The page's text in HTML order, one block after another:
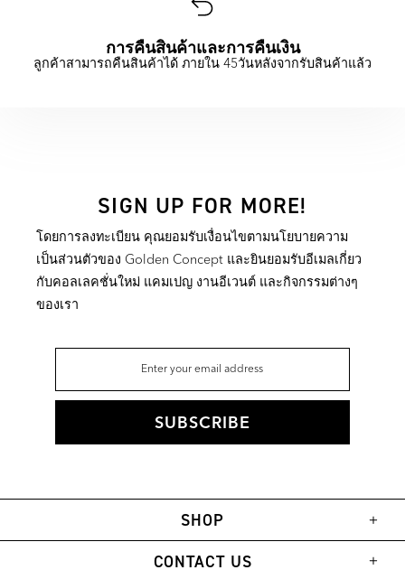
การคืนสินค้าและการคืนเงิน
ลูกค้าสามารถคืนสินค้าได้ ภายใน 45วันหลังจากรับสินค้าแล้ว
SIGN UP FOR MORE!
โดยการลงทะเบียน คุณยอมรับเงื่อนไขตามนโยบายความ
เป็นส่วนตัวของ Golden Concept และยินยอมรับอีเมลเกี่ยว
กับคอลเลคชั่นใหม่ แคมเปญ งานอีเวนต์ และกิจกรรมต่างๆ
ของเรา
SHOP
CONTACT US